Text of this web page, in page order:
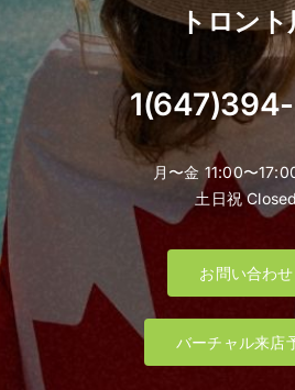
トロント
月〜金 11:00〜
土日祝
お問い合わせ
バーチャル来店